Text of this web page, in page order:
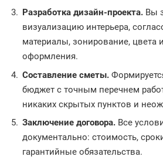
Разработка дизайн-проекта. Вы
визуализацию интерьера,
материалы, зонирование, цвета
оформления.
Составление сметы.
бюджет с точным перечнем
никаких скрытых пунктов и
Заключение договора. Все
документально: стоимость,
гарантийные обязательства.